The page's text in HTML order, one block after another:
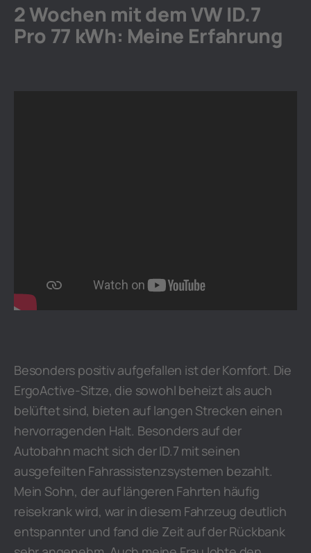
2 Wochen mit dem VW ID.7
Pro 77 kWh: Meine Erfahrung
Besonders positiv aufgefallen ist der Komfort. Die
ErgoActive-Sitze, die sowohl beheizt als auch
belüftet sind, bieten auf langen Strecken einen
hervorragenden Halt. Besonders auf der
Autobahn macht sich der ID.7 mit seinen
ausgefeilten Fahrassistenzsystemen bezahlt.
Mein Sohn, der auf längeren Fahrten häufig
reisekrank wird, war in diesem Fahrzeug deutlich
entspannter und fand die Zeit auf der Rückbank